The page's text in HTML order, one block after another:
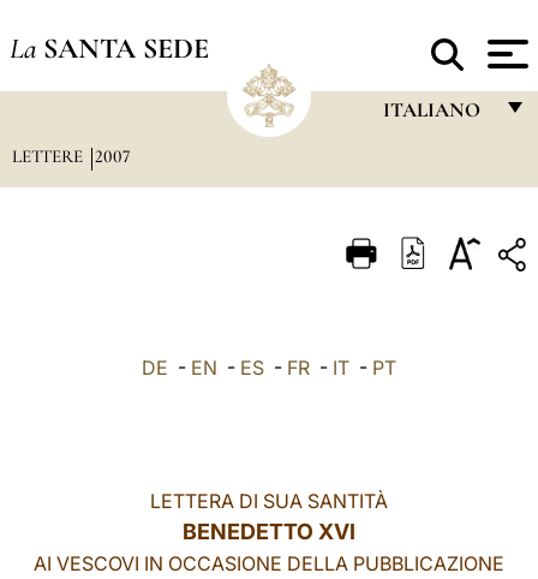
La SANTA SEDE
ITALIANO
ITALIANO
العربيّة
LETTERE 2007
DE - EN - ES - FR - IT - PT
LETTERA DI SUA SANTITÀ
BENEDETTO XVI
AI VESCOVI IN OCCASIONE DELLA PUBBLICAZIONE